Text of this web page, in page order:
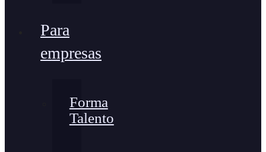
Para
empresas
Forma
Talento